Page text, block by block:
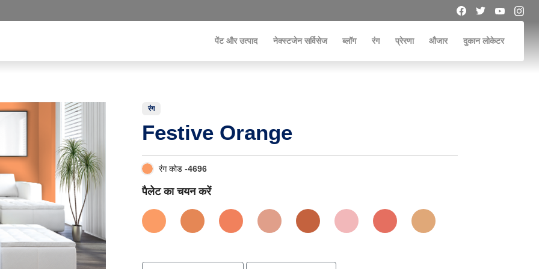
पेंट और उत्पाद नेक्स्टजेन सर्विसेज ब्लॉग रंग प्रेरणा औजार दुकान लोकेटर
रंग
Festive Orange
रंग कोड -4696
पैलेट का चयन करें